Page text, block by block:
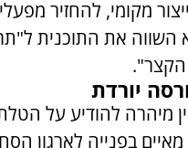
מקומי, להחזיר
את התוכנית
הקצר".
יורדת
מיהרה להודיע על
בפנייה לארגון